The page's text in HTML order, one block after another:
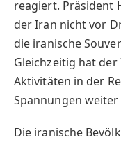
reagiert. Präsident
der Iran nicht vor
die iranische
Gleichzeitig hat
Aktivitäten in der
Spannungen
Die iranische